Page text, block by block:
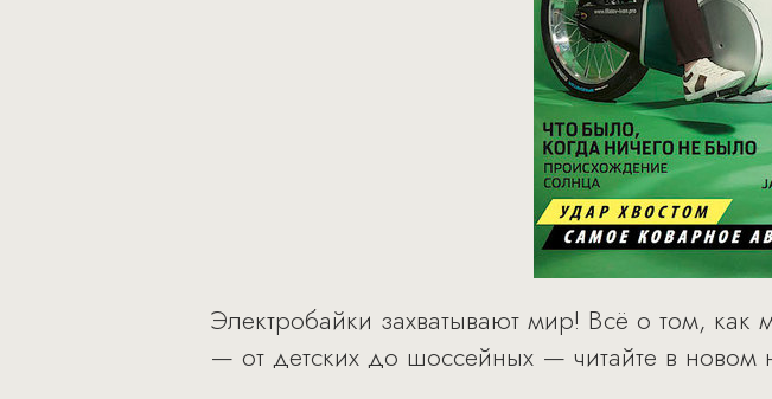
Электробайки захватывают мир! Всё о том, как
— от детских до шоссейных — читайте в